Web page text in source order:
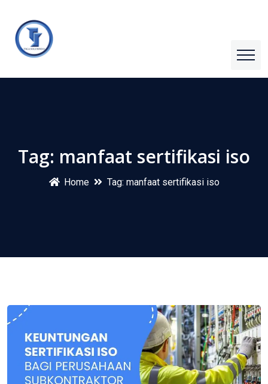
Tag: manfaat sertifikasi iso
Home Tag: manfaat sertifikasi iso